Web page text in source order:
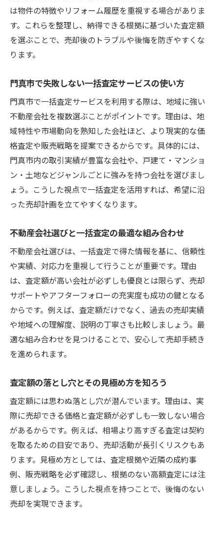
は物件の特徴やリフォーム履歴を重視する場合がありま
す。これらを整理し、納得できる根拠に基づいた査定額
を選ぶことで、売却後のトラブルや後悔を防ぎやすくな
ります。
門真市で失敗しない一括査定サービスの使い方
門真市で一括査定サービスを利用する際は、地域に強い
不動産会社を複数選ぶことがポイントです。理由は、地
域特性や市場動向を熟知した会社ほど、より現実的な価
格査定や販売戦略を提案できるからです。具体的には、
門真市内の取引実績が豊富な会社や、戸建て・マンショ
ン・土地などジャンルごとに強みを持つ会社を選びまし
ょう。こうした視点で一括査定を活用すれば、希望に沿
った売却計画を立てやすくなります。
不動産会社選びと一括査定の最適な組み合わせ
不動産会社選びは、一括査定で得た情報を基に、信頼性
や実績、対応力を重視して行うことが重要です。理由
は、査定額が高い会社が必ずしも優良とは限らず、売却
サポートやアフターフォローの充実度も成功の鍵となる
からです。例えば、査定額だけでなく、過去の売却実績
や地域への理解度、説明の丁寧さも比較しましょう。最
適な組み合わせを見つけることで、安心して売却手続き
を進められます。
査定額の落とし穴とその見極め方を知ろう
査定額には思わぬ落とし穴が潜んでいます。理由は、実
際に売却できる価格と査定額が必ずしも一致しない場合
があるからです。例えば、相場より高すぎる査定は契約
を取るための目安であり、売却活動が長引くリスクもあ
ります。見極め方としては、査定根拠や近隣の成約事
例、販売戦略を必ず確認し、根拠のない高額査定には注
意しましょう。こうした視点を持つことで、後悔のない
売却を実現できます。